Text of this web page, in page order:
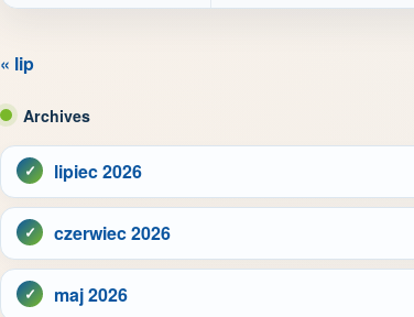
« lip
Archives
lipiec 2026
czerwiec 2026
maj 2026